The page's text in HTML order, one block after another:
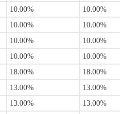
10.00% 10.00%
10.00% 10.00%
10.00% 10.00%
10.00% 10.00%
18.00% 18.00%
13.00% 13.00%
13.00% 13.00%